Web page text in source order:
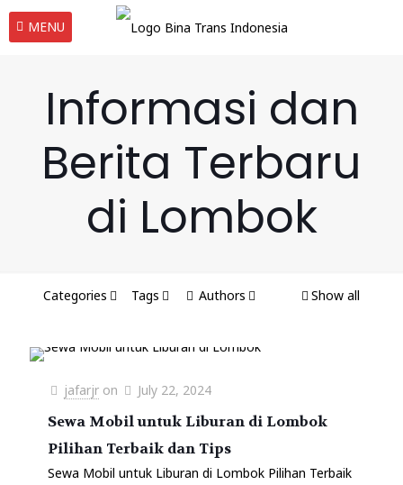
MENU
Informasi dan
Berita Terbaru
di Lombok
Categories Tags Authors Show all
jafarjr on July 22, 2024
Sewa Mobil untuk Liburan di Lombok
Pilihan Terbaik dan Tips
Sewa Mobil untuk Liburan di Lombok Pilihan Terbaik